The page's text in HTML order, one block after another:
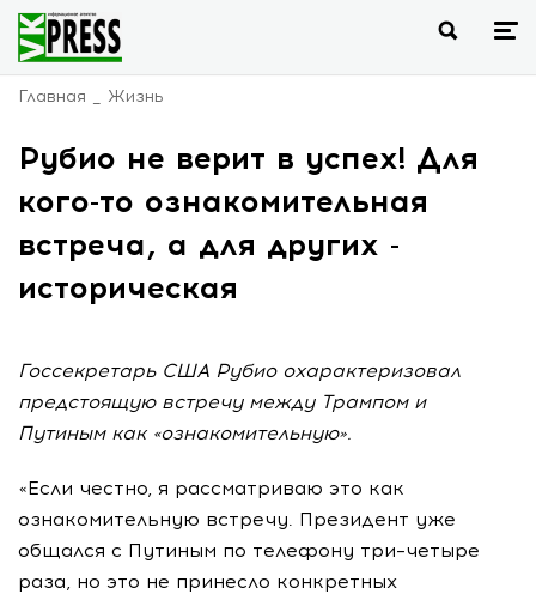
Главная Жизнь
Рубио не верит в успех! Для
кого-то ознакомительная
встреча, а для других -
историческая
Госсекретарь США Рубио охарактеризовал
предстоящую встречу между Трампом и
Путиным как «ознакомительную».
«Если честно, я рассматриваю это как
ознакомительную встречу. Президент уже
общался с Путиным по телефону три–четыре
раза, но это не принесло конкретных